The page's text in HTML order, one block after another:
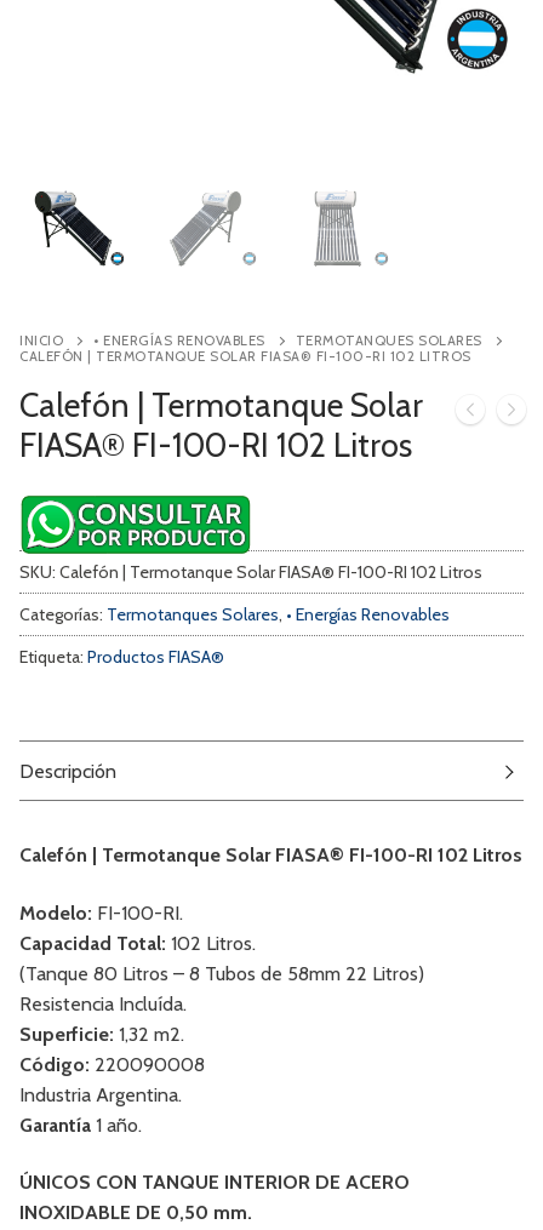
INICIO • ENERGÍAS RENOVABLES
TERMOTANQUES SOLARES
CALEFÓN | TERMOTANQUE SOLAR FIASA® FI-100-RI 102 LITROS
Calefón | Termotanque Solar
FIASA® FI-100-RI 102 Litros
SKU: Calefón | Termotanque Solar FIASA® FI-100-RI 102 Litros
Categorías: Termotanques Solares, • Energías Renovables
Etiqueta: Productos FIASA®
Descripción
Calefón | Termotanque Solar FIASA® FI-100-RI 102 Litros
Modelo: FI-100-RI.
Capacidad Total: 102 Litros.
(Tanque 80 Litros – 8 Tubos de 58mm 22 Litros)
Resistencia Incluída.
Superficie: 1,32 m2.
Código: 220090008
Industria Argentina.
Garantía 1 año.
ÚNICOS CON TANQUE INTERIOR DE ACERO
INOXIDABLE DE 0,50 mm.